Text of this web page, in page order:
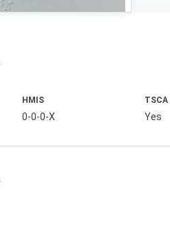
HMIS
0-0-0-X
TSCA
Yes